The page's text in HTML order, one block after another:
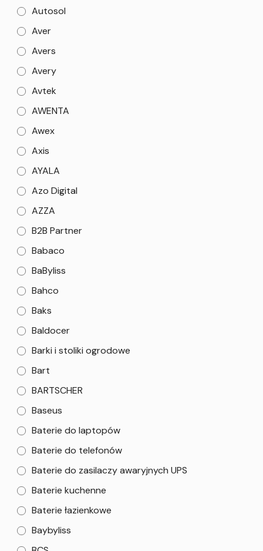
Autosol
Aver
Avers
Avery
Avtek
AWENTA
Awex
Axis
AYALA
Azo Digital
AZZA
B2B Partner
Babaco
BaByliss
Bahco
Baks
Baldocer
Barki i stoliki ogrodowe
Bart
BARTSCHER
Baseus
Baterie do laptopów
Baterie do telefonów
Baterie do zasilaczy awaryjnych UPS
Baterie kuchenne
Baterie łazienkowe
Baybyliss